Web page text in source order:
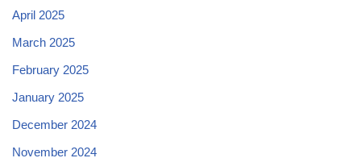
April 2025
March 2025
February 2025
January 2025
December 2024
November 2024